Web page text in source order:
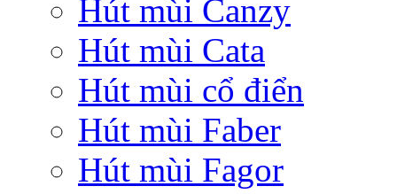
Hút mùi Canzy
Hút mùi Cata
Hút mùi cổ điển
Hút mùi Faber
Hút mùi Fagor